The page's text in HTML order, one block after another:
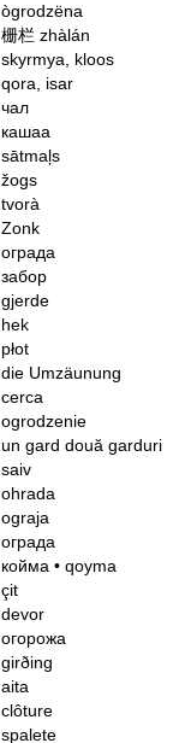
ògrodzëna
栅栏zhàlán
skyrmya, kloos
qora, isar
чал
кашаа
sātmaļs
žogs
tvorà
Zonk
ограда
забор
gjerde
hek
płot
die Umzäunung
cerca
ogrodzenie
un garddouă garduri
saiv
ohrada
ograja
ограда
койма• qoyma
çit
devor
огорожа
girðing
aita
clôture
spalete